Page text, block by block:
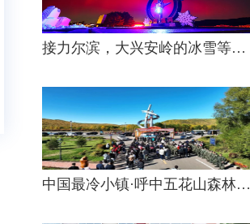
接力尔滨，大兴安岭的冰雪等你！
中国最冷小镇·呼中五花山森林穿越节开幕